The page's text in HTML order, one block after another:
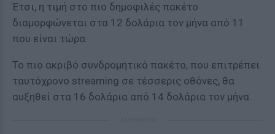
Έτσι, η τιμή στο πιο δημοφιλές πακέτο
διαμορφώνεται στα 12 δολάρια τον μήνα από 11
που είναι τώρα.
Το πιο ακριβό συνδρομητικό πακέτο, που επιτρέπει
ταυτόχρονο streaming σε τέσσερις οθόνες, θα
αυξηθεί στα 16 δολάρια από 14 δολάρια τον μήνα.